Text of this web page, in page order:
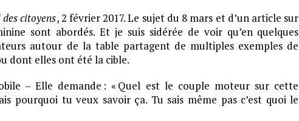
citoyens, 2 février 2017. Le sujet du 8 mars et d’un article sur
sont abordés. Et je suis sidérée de voir qu’en quelques
autour de la table partagent de multiples exemples de
dont elles ont été la cible.
– Elle demande : « Quel est le couple moteur sur cette
pourquoi tu veux savoir ça. Tu sais même pas c’est quoi le